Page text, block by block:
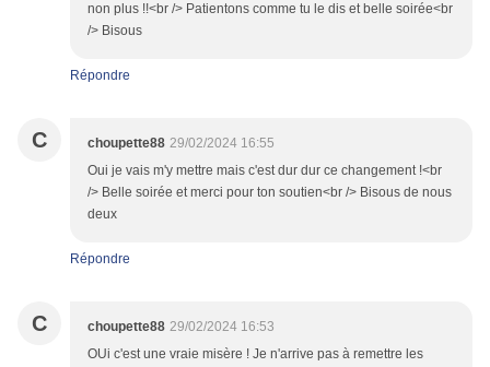
non plus !!<br /> Patientons comme tu le dis et belle soirée<br
/> Bisous
Répondre
C choupette88 29/02/2024 16:55
Oui je vais m'y mettre mais c'est dur dur ce changement !<br
/> Belle soirée et merci pour ton soutien<br /> Bisous de nous
deux
Répondre
C choupette88 29/02/2024 16:53
OUi c'est une vraie misère ! Je n'arrive pas à remettre les